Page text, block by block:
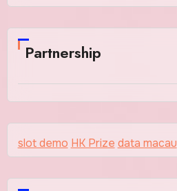
Partnership
slot demo HK Prize data macau